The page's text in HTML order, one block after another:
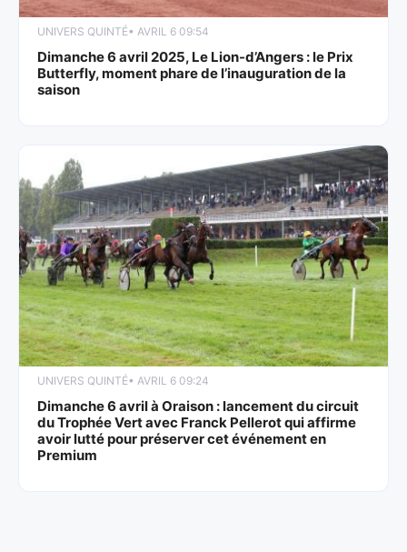
UNIVERS QUINTÉ• AVRIL 6 09:54
Dimanche 6 avril 2025, Le Lion-d’Angers : le Prix
Butterfly, moment phare de l’inauguration de la
saison
UNIVERS QUINTÉ• AVRIL 6 09:24
Dimanche 6 avril à Oraison : lancement du circuit
du Trophée Vert avec Franck Pellerot qui affirme
avoir lutté pour préserver cet événement en
Premium